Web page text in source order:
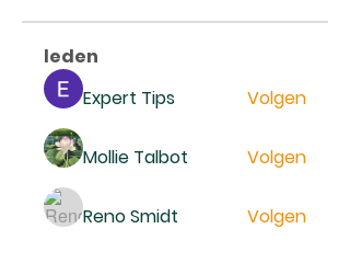
leden
Expert Tips
Volgen
Mollie Talbot Volgen
Reno Smidt Volgen